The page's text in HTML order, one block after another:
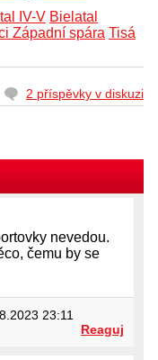
IV-V Bielatal
Západní spára Tisá
2 příspěvky v diskuzi
nevedou.
čemu by se
23:11
Reaguj